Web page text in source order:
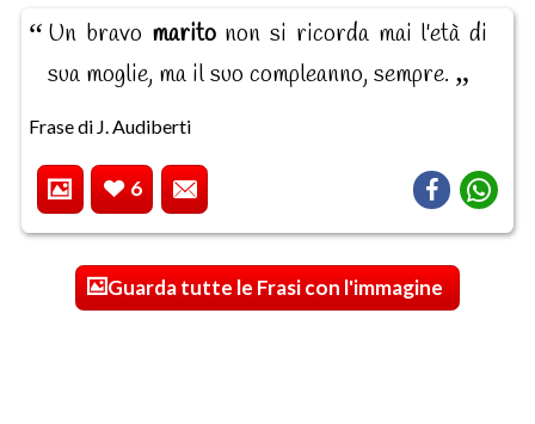
Un bravo maritonon si ricorda mai l'età di
sua moglie, ma il suo compleanno, sempre.
Frase di J. Audiberti
6
Guarda tutte le Frasi con l'immagine